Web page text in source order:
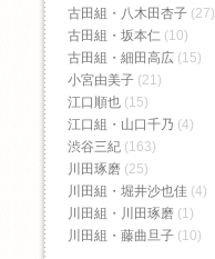
古田組・八木田杏子 (27)
古田組・坂本仁 (10)
古田組・細田高広 (15)
小宮由美子 (21)
江口順也 (15)
江口組・山口千乃 (4)
渋谷三紀 (163)
川田琢磨 (25)
川田組・堀井沙也佳 (4)
川田組・川田琢磨 (1)
川田組・藤曲旦子 (10)